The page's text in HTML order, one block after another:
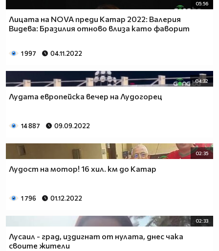
05:56
Лицата на NOVA преди Катар 2022: Валерия
Видева: Бразилия отново влиза като фаворит
1 997 04.11.2022
04:32
Лудата европейска вечер на Лудогорец
14 887 09.09.2022
02:35
Лудост на мотор! 16 хил. км до Катар
1 796 01.12.2022
02:33
Лусаил - град, издигнат от нулата, днес чака
своите жители